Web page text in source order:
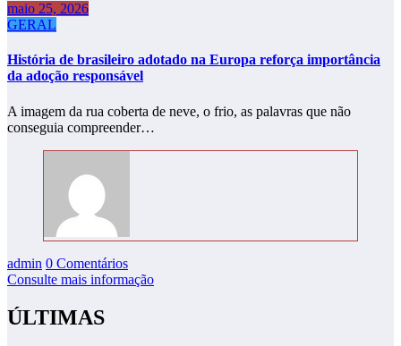
maio 25, 2026
GERAL
História de brasileiro adotado na Europa reforça importância
da adoção responsável
A imagem da rua coberta de neve, o frio, as palavras que não
conseguia compreender…
admin 0 Comentários
Consulte mais informação
ÚLTIMAS